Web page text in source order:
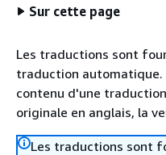
Sur cette page
Les traductions sont
traduction automatique.
contenu d'une
originale en anglais, la
Les traductions sont